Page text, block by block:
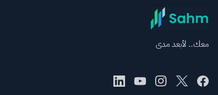
معك.. لأبعد مدى